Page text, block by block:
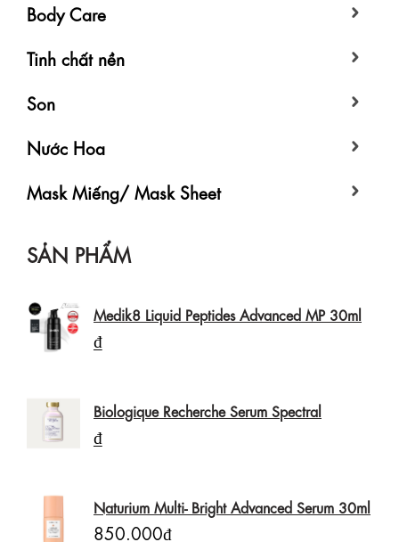
Body Care
Tinh chất nền
Son
Nước Hoa
Mask Miếng/ Mask Sheet
SẢN PHẨM
Medik8 Liquid Peptides Advanced MP 30ml
₫
Biologique Recherche Serum Spectral
₫
Naturium Multi- Bright Advanced Serum 30ml
850.000₫